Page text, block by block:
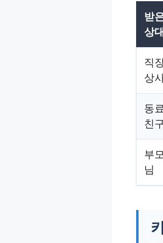
받
상대
직
상
동
친
부
님